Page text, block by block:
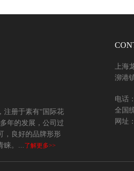
注册于素有“国际花
年的发展，公司过
，良好的品牌形形
睐。...了解更多>>
上海
泖港
电话
全国
网址